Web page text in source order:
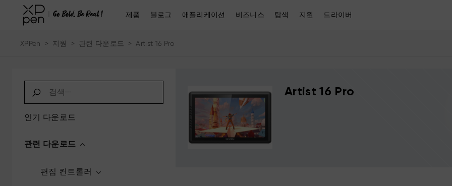
제품 블로그 애플리케이션 비즈니스 탐색 지원 드라이버
XPPen > 지원 > 관련 다운로드 > Artist 16 Pro
인기 다운로드
관련 다운로드
편집 컨트롤러
Artist 16 Pro